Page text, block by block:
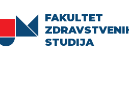
FAKULTET
STUDIJA